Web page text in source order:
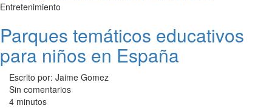
Entretenimiento
Parques temáticos educativos
para niños en España
Escrito por: Jaime Gomez
Sin comentarios
4 minutos